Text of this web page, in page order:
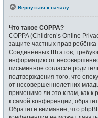
Вернуться к началу
Что такое COPPA?
COPPA (Children’s Online
защите частных прав ребёнка
Соединённых Штатов,
информацию от
письменное согласие
подтверждения того, что
от несовершеннолетних
применимо ли это к вам, как
к самой конференции,
Обратите внимание, что